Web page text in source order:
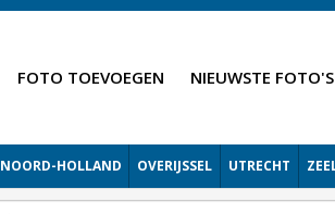
FOTO TOEVOEGEN NIEUWSTE FOTO'S
NOORD-HOLLAND OVERIJSSEL UTRECHT